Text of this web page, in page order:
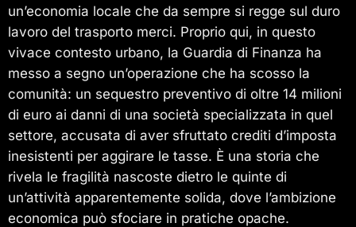
un’economia locale che da sempre si regge sul duro
lavoro del trasporto merci. Proprio qui, in questo
vivace contesto urbano, la Guardia di Finanza ha
messo a segno un’operazione che ha scosso la
comunità: un sequestro preventivo di oltre 14 milioni
di euro ai danni di una società specializzata in quel
settore, accusata di aver sfruttato crediti d’imposta
inesistenti per aggirare le tasse. È una storia che
rivela le fragilità nascoste dietro le quinte di
un’attività apparentemente solida, dove l’ambizione
economica può sfociare in pratiche opache.